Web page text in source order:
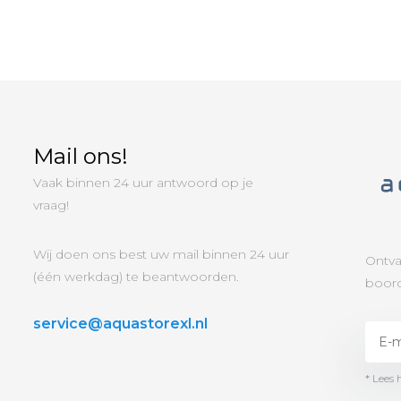
Mail ons!
Vaak binnen 24 uur antwoord op je
vraag!
Wij doen ons best uw mail binnen 24 uur
(één werkdag) te beantwoorden.
service@aquastorexl.nl
* Lees